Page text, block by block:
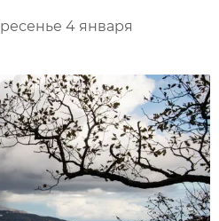
4 января